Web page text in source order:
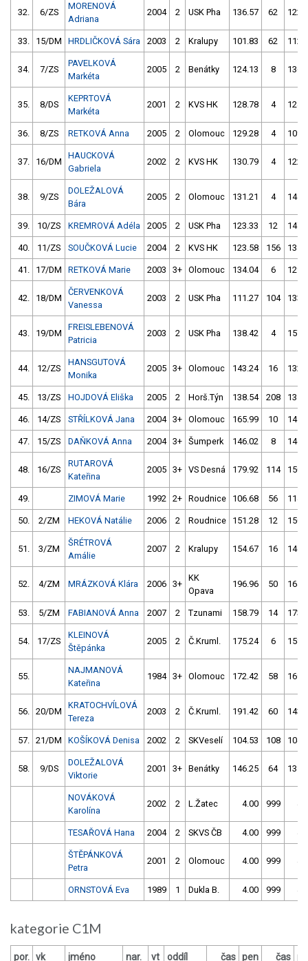
32. 6/ZS
MORENOVÁ
Adriana
2004 2 USK Pha 136.57 62
33. 15/DM HRDLIČKOVÁ Sára 2003 2 Kralupy 101.83 62
34. 7/ZS
PAVELKOVÁ
Markéta
2005 2 Benátky 124.13 8
35. 8/DS
KEPRTOVÁ
Markéta
2001 2 KVS HK 128.78 4
36. 8/ZS RETKOVÁ Anna 2005 2 Olomouc 129.28 4
37. 16/DM
HAUCKOVÁ
Gabriela
2002 2 KVS HK 130.79 4
38. 9/ZS
DOLEŽALOVÁ
Bára
2005 2 Olomouc 131.21 4
39. 10/ZS KREMROVÁ Adéla 2005 2 USK Pha 123.33 12
40. 11/ZS SOUČKOVÁ Lucie 2004 2 KVS HK 123.58 156
41. 17/DM RETKOVÁ Marie 2003 3+ Olomouc 134.04 6
42. 18/DM
ČERVENKOVÁ
Vanessa
2003 2 USK Pha 111.27 104
43. 19/DM
FREISLEBENOVÁ
Patricia
2003 2 USK Pha 138.42 4
44. 12/ZS
HANSGUTOVÁ
Monika
2005 3+ Olomouc 143.24 16
45. 13/ZS HOJDOVÁ Eliška 2005 2 Horš.Týn 138.54 208
46. 14/ZS STŘÍLKOVÁ Jana 2004 3+ Olomouc 165.99 10
47. 15/ZS DAŇKOVÁ Anna 2004 3+ Šumperk 146.02 8
48. 16/ZS
RUTAROVÁ
Kateřina
2005 3+ VS Desná 179.92 114
49. ZIMOVÁ Marie 1992 2+ Roudnice 106.68 56
50. 2/ZM HEKOVÁ Natálie 2006 2 Roudnice 151.28 12
51. 3/ZM
ŠRÉTROVÁ
Amálie
2007 2 Kralupy 154.67 16
52. 4/ZM MRÁZKOVÁ Klára 2006 3+
KK
Opava
196.96 50
53. 5/ZM FABIANOVÁ Anna 2007 2 Tzunami 158.79 14
54. 17/ZS
KLEINOVÁ
Štěpánka
2005 2 Č.Kruml. 175.24 6
55.
NAJMANOVÁ
Kateřina
1984 3+ Olomouc 172.42 58
56. 20/DM
KRATOCHVÍLOVÁ
Tereza
2003 2 Č.Kruml. 191.42 60
57. 21/DM KOŠÍKOVÁ Denisa 2002 2 SKVeselí 104.53 108
58. 9/DS
DOLEŽALOVÁ
Viktorie
2001 3+ Benátky 146.25 64
NOVÁKOVÁ
Karolína
2002 2 L.Žatec 4.00 999
TESAŘOVÁ Hana 2004 2 SKVS ČB 4.00 999
ŠTĚPÁNKOVÁ
Petra
2001 2 Olomouc 4.00 999
ORNSTOVÁ Eva 1989 1 Dukla B. 4.00 999
kategorie C1M
por. vk jméno nar. vt oddíl čas pen čas